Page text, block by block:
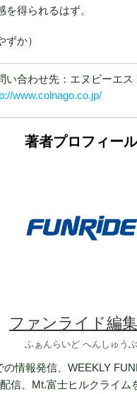
を得られるはず。
ずか）
い合わせ先：エヌビーエス
www.colnago.co.jp/
著者プロフィール
ファンライド編
ふぁんらいど へんしゅうぶ
の情報発信、WEEKLY
信、Mt.富士ヒルクライム